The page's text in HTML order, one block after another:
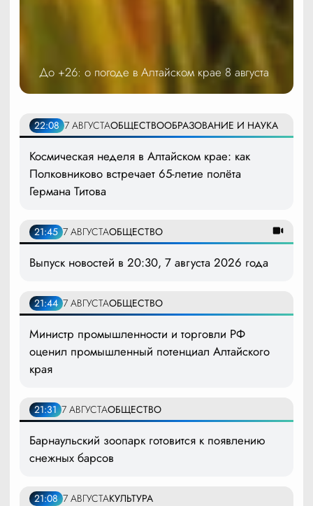
До +26: о погоде в Алтайском крае 8 августа
22:08 7 АВГУСТАОБЩЕСТВООБРАЗОВАНИЕ И НАУКА
Космическая неделя в Алтайском крае: как
Полковниково встречает 65-летие полёта
Германа Титова
21:45 7 АВГУСТАОБЩЕСТВО
Выпуск новостей в 20:30, 7 августа 2026 года
21:44 7 АВГУСТАОБЩЕСТВО
Министр промышленности и торговли РФ
оценил промышленный потенциал Алтайского
края
21:31 7 АВГУСТАОБЩЕСТВО
Барнаульский зоопарк готовится к появлению
снежных барсов
21:08 7 АВГУСТАКУЛЬТУРА